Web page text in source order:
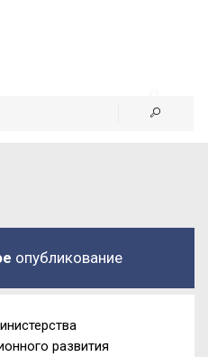
опубликование
развития